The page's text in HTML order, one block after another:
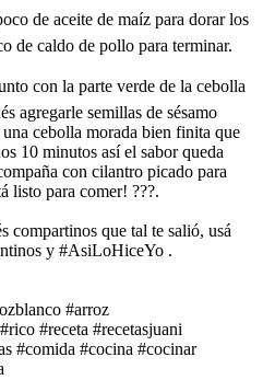
de aceite de maíz para dorar los
de caldo de pollo para terminar.
con la parte verde de la cebolla
agregarle semillas de sésamo
cebolla morada bien finita que
10 minutos así el sabor queda
con cilantro picado para
listo para comer! ???.
compartinos que tal te salió, usá
y #AsiLoHiceYo .
#arroz
#receta #recetasjuani
#comida #cocina #cocinar